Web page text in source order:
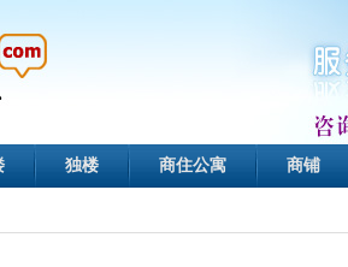
独楼 商住公寓 商铺